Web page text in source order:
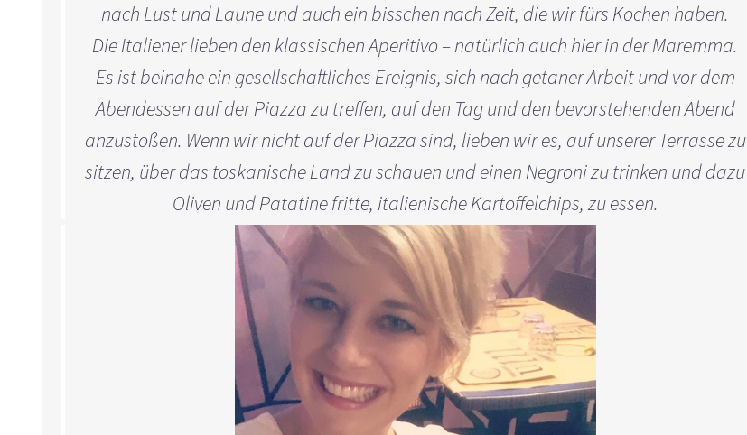
nach Lust und Laune und auch ein bisschen nach Zeit, die wir fürs Kochen haben.
Die Italiener lieben den klassischen Aperitivo – natürlich auch hier in der Maremma.
Es ist beinahe ein gesellschaftliches Ereignis, sich nach getaner Arbeit und vor dem
Abendessen auf der Piazza zu treffen, auf den Tag und den bevorstehenden Abend
anzustoßen. Wenn wir nicht auf der Piazza sind, lieben wir es, auf unserer Terrasse zu
sitzen, über das toskanische Land zu schauen und einen Negroni zu trinken und dazu
Oliven und Patatine fritte, italienische Kartoffelchips, zu essen.